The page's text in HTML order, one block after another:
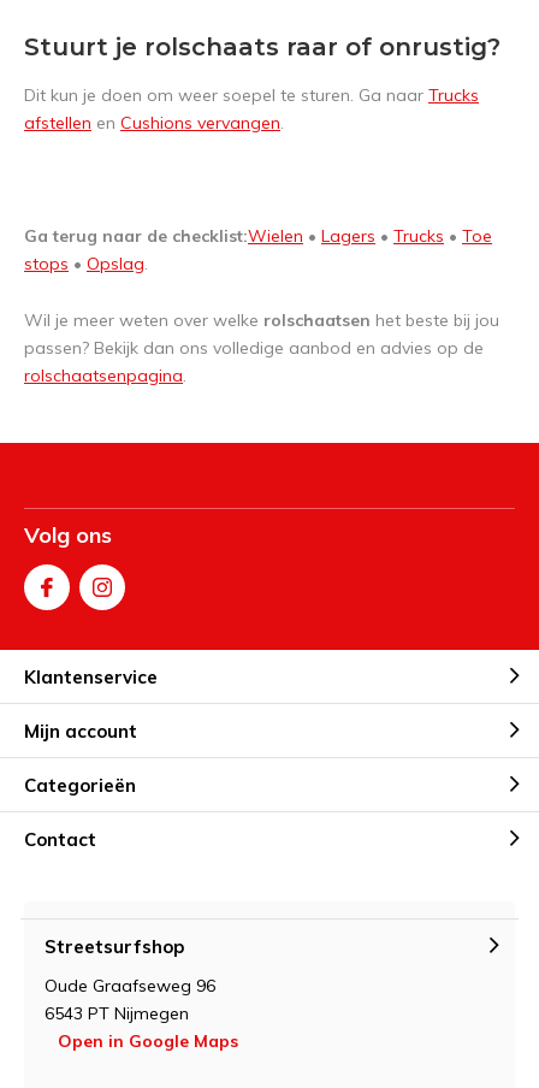
Stuurt je rolschaats raar of onrustig?
Dit kun je doen om weer soepel te sturen. Ga naar Trucks
afstellen en Cushions vervangen.
Ga terug naar de checklist:Wielen • Lagers • Trucks • Toe
stops • Opslag.
Wil je meer weten over welke rolschaatsen het beste bij jou
passen? Bekijk dan ons volledige aanbod en advies op de
rolschaatsenpagina.
Volg ons
Klantenservice
Mijn account
Categorieën
Contact
Streetsurfshop
Oude Graafseweg 96
6543 PT Nijmegen
Open in Google Maps